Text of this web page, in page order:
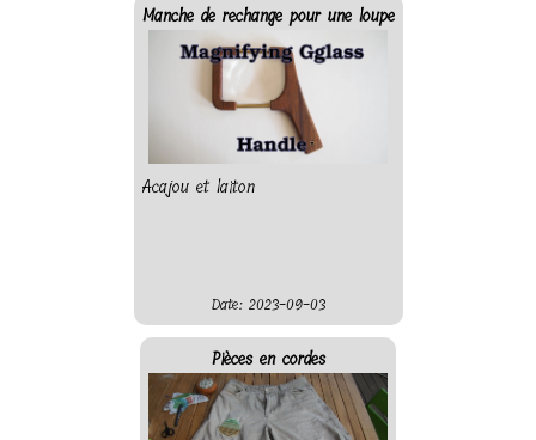
Manche de rechange pour une loupe
Acajou et laiton
Date: 2023-09-03
Pièces en cordes